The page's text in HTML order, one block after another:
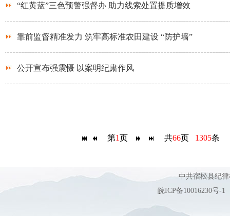
“红黄蓝”三色预警强督办 助力线索处置提质增效
靠前监督精准发力 筑牢高标准农田建设 “防护墙”
公开宣布强震慑 以案明纪肃作风
第1页 共66页 1305条
中共宿松县纪
皖ICP备10016230号-1